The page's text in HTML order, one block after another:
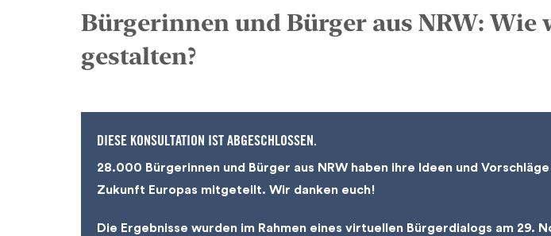
Bürgerinnen und Bürger aus NRW:
gestalten?
DIESE KONSULTATION IST ABGESCHLOSSEN.
28.000 Bürgerinnen und Bürger aus NRW haben ihre Ideen und
Zukunft Europas mitgeteilt. Wir danken euch!
Die Ergebnisse wurden im Rahmen eines virtuellen Bürgerdialogs am 29.